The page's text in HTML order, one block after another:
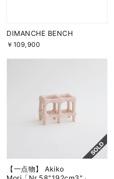
DIMANCHE BENCH
￥109,900
【一点物】 Akiko